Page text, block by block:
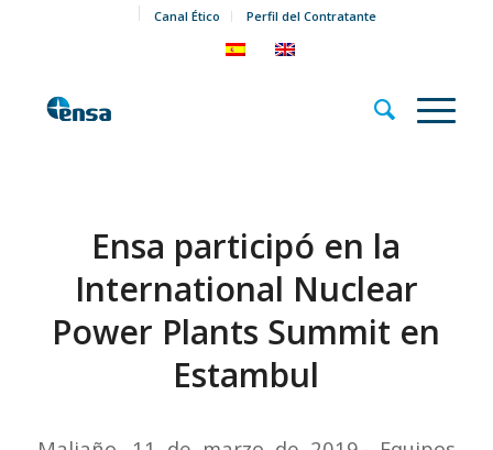
Canal Ético Perfil del Contratante
Ensa participó en la
International Nuclear
Power Plants Summit en
Estambul